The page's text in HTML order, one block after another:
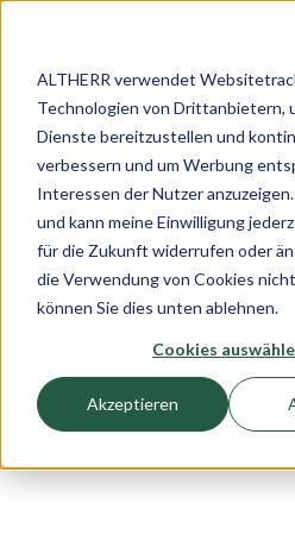
ALTHERR verwendet
Technologien von Drittanbietern,
Dienste bereitzustellen und
verbessern und um Werbung
Interessen der Nutzer
und kann meine Einwilligung
für die Zukunft widerrufen oder
die Verwendung von Cookies
können Sie dies unten ablehnen.
Cookies
Akzeptieren